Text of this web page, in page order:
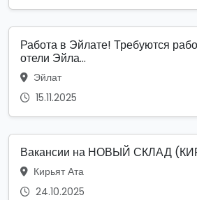
Работа в Эйлате! Требуются
отели Эйла...
Эйлат
15.11.2025
Вакансии на НОВЫЙ СКЛАД
Кирьят Ата
24.10.2025